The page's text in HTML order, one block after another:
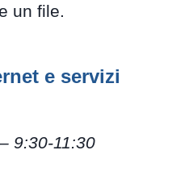
un file.
e servizi
9:30-11:30